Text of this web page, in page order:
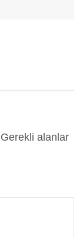
Gerekli alanlar